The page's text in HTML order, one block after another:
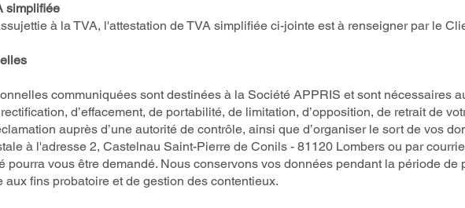
simplifiée
à la TVA, l'attestation de TVA simplifiée ci-jointe est à renseigner par le
communiquées sont destinées à la Société APPRIS et sont nécessaires
d’effacement, de portabilité, de limitation, d’opposition, de retrait de
auprès d’une autorité de contrôle, ainsi que d’organiser le sort de vos
à l'adresse 2, Castelnau Saint-Pierre de Conils - 81120 Lombers ou par
pourra vous être demandé. Nous conservons vos données pendant la période
aux fins probatoire et de gestion des contentieux.